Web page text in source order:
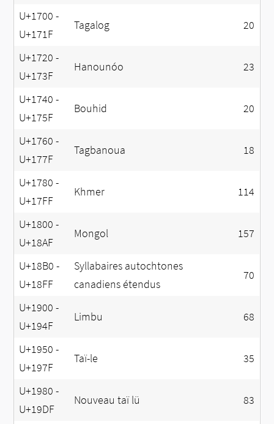
U+1700 -
U+171F
Tagalog 20
U+1720 -
U+173F
Hanounóo 23
U+1740 -
U+175F
Bouhid 20
U+1760 -
U+177F
Tagbanoua 18
U+1780 -
U+17FF
Khmer 114
U+1800 -
U+18AF
Mongol 157
U+18B0 -
U+18FF
Syllabaires autochtones
canadiens étendus
70
U+1900 -
U+194F
Limbu 68
U+1950 -
U+197F
Taï-le 35
U+1980 -
U+19DF
Nouveau taï lü 83